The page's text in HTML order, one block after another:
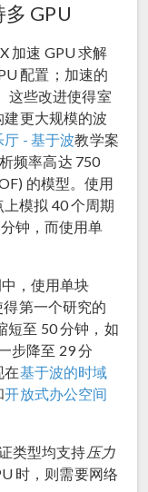
GPU
加速 GPU 求解
配置；加速的
这些改进使得室
更大规模的波
厅 - 基于波教学案
频率高达 750
的模型。使用
模拟 40 个周期
钟，而使用单
，使用单块
第一个研究的
短至 50 分钟，如
步降至 29 分
在基于波的时域
开放式办公空间
类型均支持压力
时，则需要网络